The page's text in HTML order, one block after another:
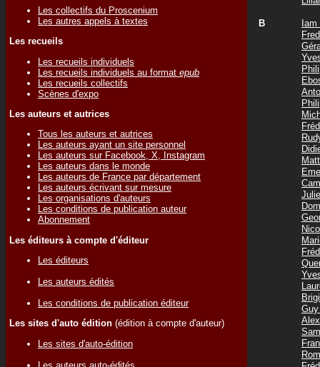
Les collectifs du Proscenium
Les autres appels à textes
Les recueils
Les recueils individuels
Les recueils individuels au format epub
Les recueils collectifs
Scènes d'expo
Les auteurs et autrices
Tous les auteurs et autrices
Les auteurs ayant un site personnel
Les auteurs sur Facebook, X, Instagram
Les auteurs dans le monde
Les auteurs de France par département
Les auteurs écrivant sur mesure
Les organisations d'auteurs
Les conditions de publication auteur
Abonnement
Les éditeurs à compte d'éditeur
Les éditeurs
Les auteurs édités
Les conditions de publication éditeur
Les sites d'auto édition (édition à compte d'auteur)
Les sites d'auto-édition
B
Iam